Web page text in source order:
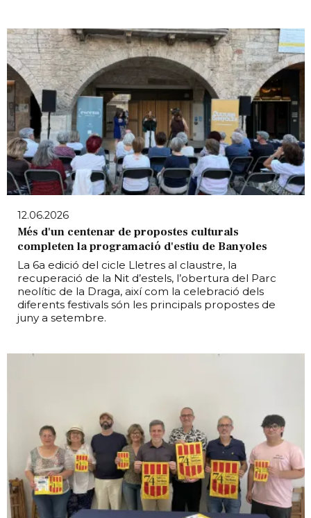
12.06.2026
Més d'un centenar de propostes culturals
completen la programació d'estiu de Banyoles
La 6a edició del cicle Lletres al claustre, la
recuperació de la Nit d’estels, l’obertura del Parc
neolític de la Draga, així com la celebració dels
diferents festivals són les principals propostes de
juny a setembre.